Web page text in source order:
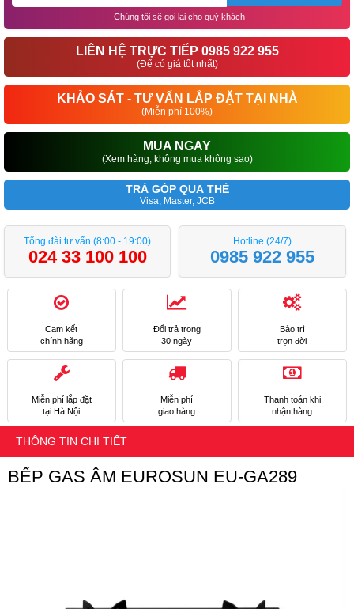
Chúng tôi sẽ gọi lại cho quý khách
LIÊN HỆ TRỰC TIẾP 0985 922 955
(Để có giá tốt nhất)
KHẢO SÁT - TƯ VẤN LẮP ĐẶT TẠI NHÀ
(Miễn phí 100%)
MUA NGAY
(Xem hàng, không mua không sao)
TRẢ GÓP QUA THẺ
Visa, Master, JCB
Tổng đài tư vấn (8:00 - 19:00)
024 33 100 100
Hotline (24/7)
0985 922 955
Cam kết
chính hãng
Đổi trả trong
30 ngày
Bảo trì
trọn đời
Miễn phí lắp đặt
tại Hà Nội
Miễn phí
giao hàng
Thanh toán khi
nhận hàng
THÔNG TIN CHI TIẾT
BẾP GAS ÂM EUROSUN EU-GA289